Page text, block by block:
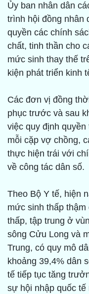
Ủy ban nhân dân
trình hội đồng nhân
quyền các chính
chất, tinh thần cho
mức sinh thay thế
kiện phát triển kinh
Các đơn vị đồng
phục trước và sau
việc quy định
mỗi cặp vợ chồng,
thực hiện trái với
về công tác dân số.
Theo Bộ Y tế, hiện
mức sinh thấp
thấp, tập trung ở
sông Cửu Long và
Trung, có quy mô
khoảng 39,4% dân
tế tiếp tục tăng
sự hội nhập quốc